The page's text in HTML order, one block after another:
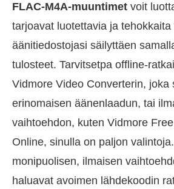
FLAC-M4A-muuntimet voit
tarjoavat luotettavia ja
äänitiedostojasi säilyttäen
tulosteet. Tarvitsetpa offline-
Vidmore Video Converterin, joka
erinomaisen äänenlaadun, tai
vaihtoehdon, kuten Vidmore
Online, sinulla on paljon
monipuolisen, ilmaisen
haluavat avoimen lähdekoodin